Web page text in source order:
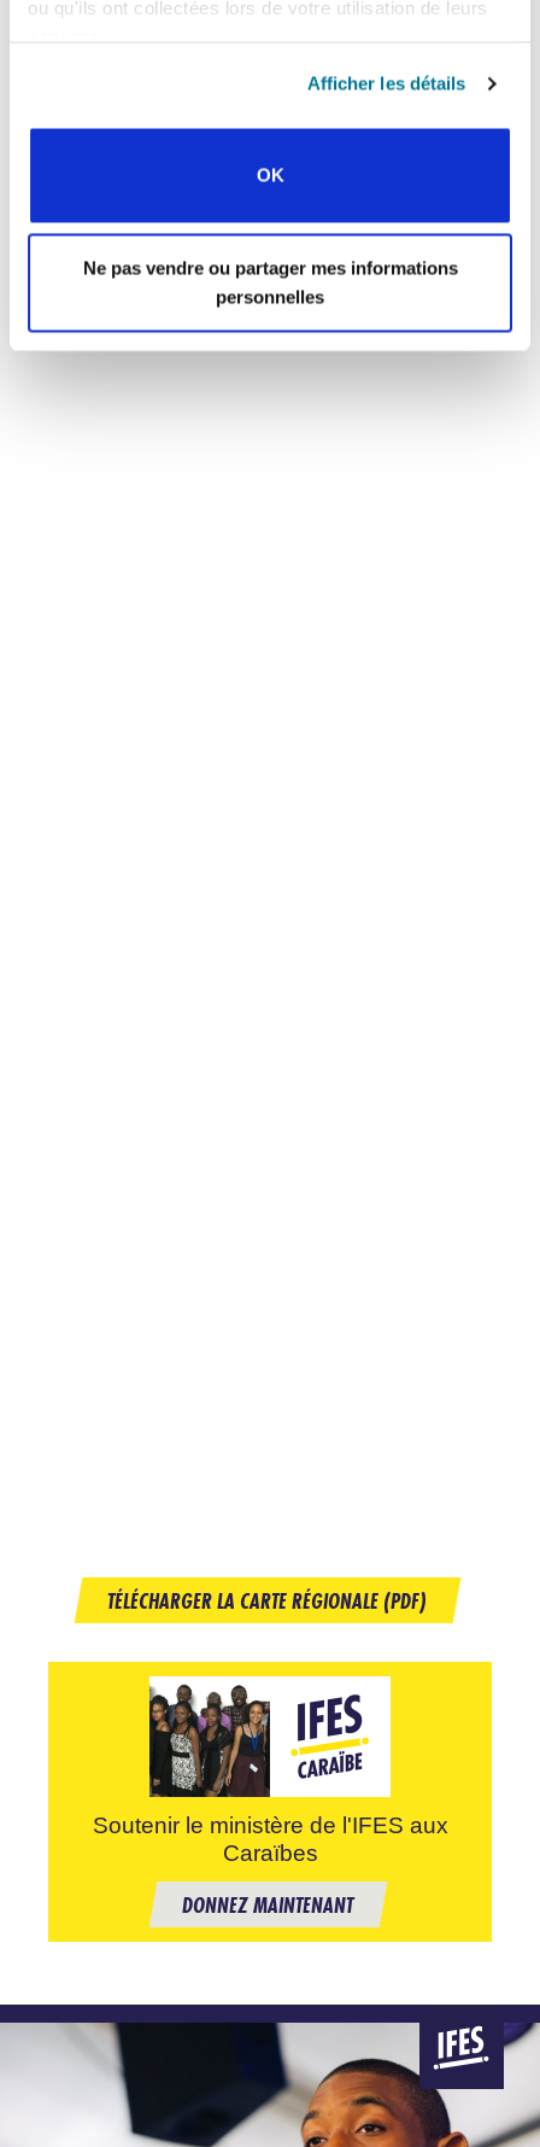
ou qu'ils ont collectées lors de votre utilisation de leurs
Afficher les détails
OK
Ne pas vendre ou partager mes informations
personnelles
TÉLÉCHARGER LA CARTE RÉGIONALE (PDF)
Soutenir le ministère de l'IFES aux
Caraïbes
DONNEZ MAINTENANT